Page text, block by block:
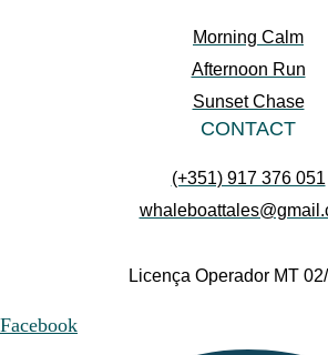
Morning Calm
Afternoon Run
Sunset Chase
CONTACT
(+351) 917 376 051
Licença Operador MT
Facebook